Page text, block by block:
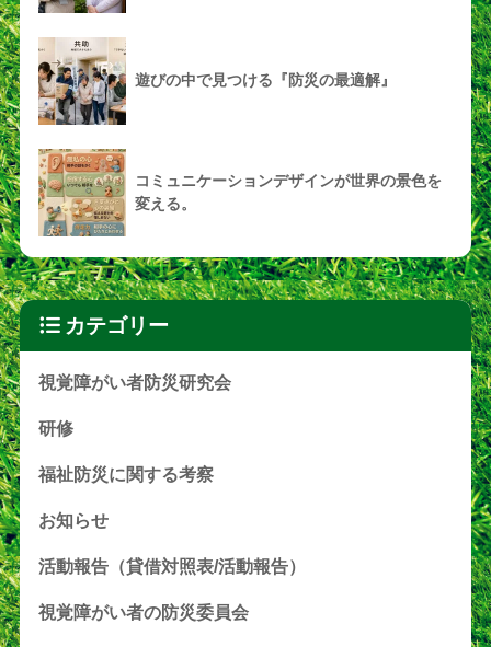
遊びの中で見つける『防災の最適解』
コミュニケーションデザインが世界の景色を
変える。
カテゴリー
視覚障がい者防災研究会
研修
福祉防災に関する考察
お知らせ
活動報告（貸借対照表/活動報告）
視覚障がい者の防災委員会